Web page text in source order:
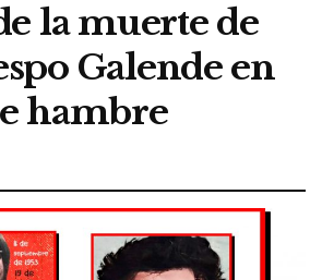
la muerte de
Galende en
hambre